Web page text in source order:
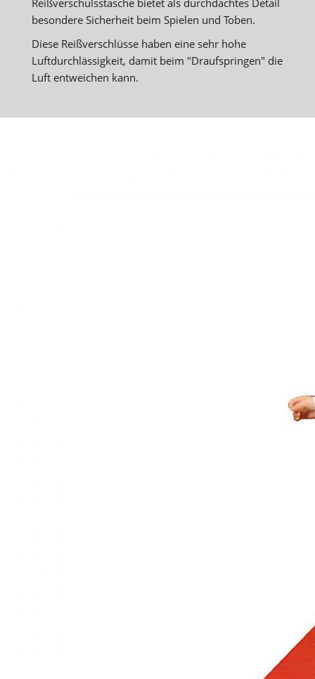
besondere Sicherheit beim Spielen und Toben.
Diese Reißverschlüsse haben eine sehr hohe
Luftdurchlässigkeit, damit beim "Draufspringen" die
Luft entweichen kann.